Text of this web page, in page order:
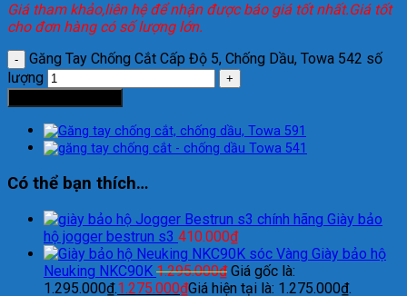
Giá tham khảo,liên hệ để nhận được báo giá tốt nhất.Giá tốt
cho đơn hàng có số lượng lớn.
Găng Tay Chống Cắt Cấp Độ 5, Chống Dầu, Towa 542 số
lượng
Có thể bạn thích…
Giày bảo
hộ jogger bestrun s3 410.000₫
Giày bảo hộ
Neuking NKC90K 1.295.000₫ Giá gốc là:
1.295.000₫.1.275.000₫Giá hiện tại là: 1.275.000₫.